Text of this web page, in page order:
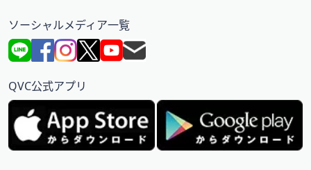
ソーシャルメディア一覧
QVC公式アプリ